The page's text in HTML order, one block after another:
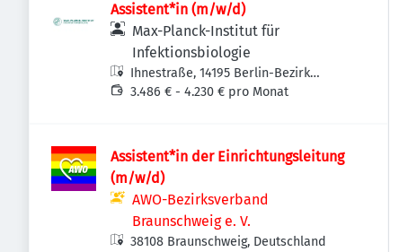
Assistent*in (m/w/d)
Max-Planck-Institut für
Infektionsbiologie
Ihnestraße, 14195 Berlin-Bezirk
Steglitz-Zehlendorf, Deutschland
3.486 € - 4.230 € pro Monat
Assistent*in der Einrichtungsleitung
(m/w/d)
AWO-Bezirksverband
Braunschweig e. V.
38108 Braunschweig, Deutschland